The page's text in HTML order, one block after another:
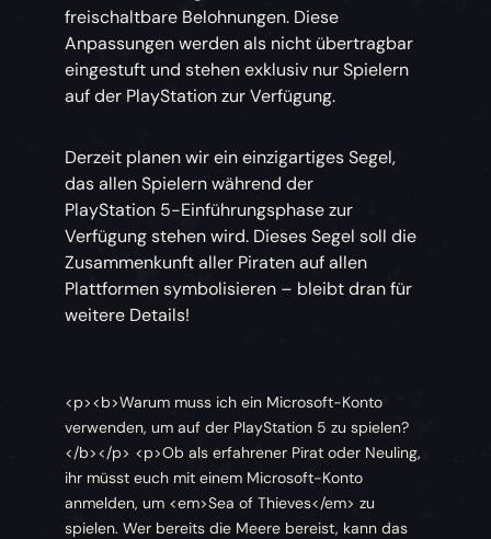
freischaltbare Belohnungen. Diese
Anpassungen werden als nicht übertragbar
eingestuft und stehen exklusiv nur Spielern
auf der PlayStation zur Verfügung.
Derzeit planen wir ein einzigartiges Segel,
das allen Spielern während der
PlayStation 5-Einführungsphase zur
Verfügung stehen wird. Dieses Segel soll die
Zusammenkunft aller Piraten auf allen
Plattformen symbolisieren – bleibt dran für
weitere Details!
<p><b>Warum muss ich ein Microsoft-Konto
verwenden, um auf der PlayStation 5 zu spielen?
</b></p> <p>Ob als erfahrener Pirat oder Neuling,
ihr müsst euch mit einem Microsoft-Konto
anmelden, um <em>Sea of Thieves</em> zu
spielen. Wer bereits die Meere bereist, kann das